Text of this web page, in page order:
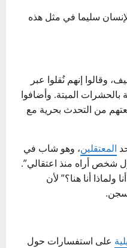
سليما في مثل هذه
وقالوا إنهم نُقلوا عبر
الميتة. وأضافوا
من التحدث بحرية مع
المعتقلين، وهو شاب في
أول شخص أراه منذ اعتقالي”.
أنا هنا؟” لأن
على استفسارات حول